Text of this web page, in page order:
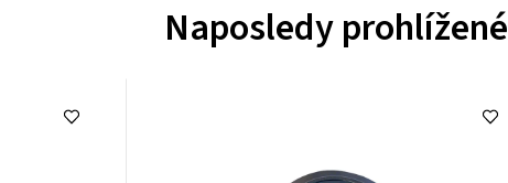
Naposledy prohlížené